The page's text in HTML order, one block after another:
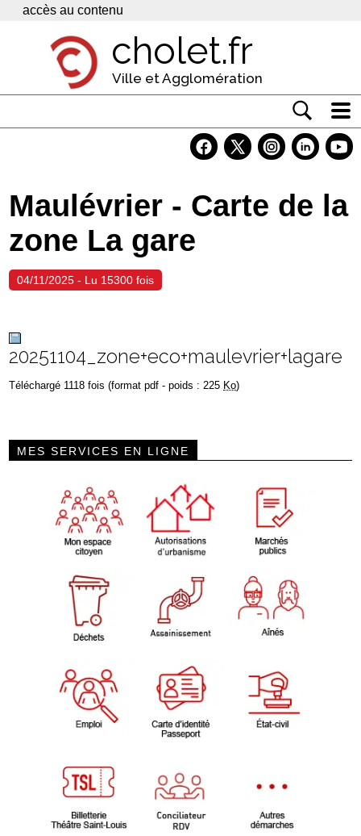
Panneau de gestion des cookies
accès au contenu
cholet.fr
Ville et Agglomération
Economie
Services
Contacts
Maulévrier - Carte de la
zone La gare
04/11/2025 - Lu 15300 fois
20251104_zone+eco+maulevrier+lagare
Téléchargé 1118 fois (format pdf - poids : 225 Ko)
MES SERVICES EN LIGNE